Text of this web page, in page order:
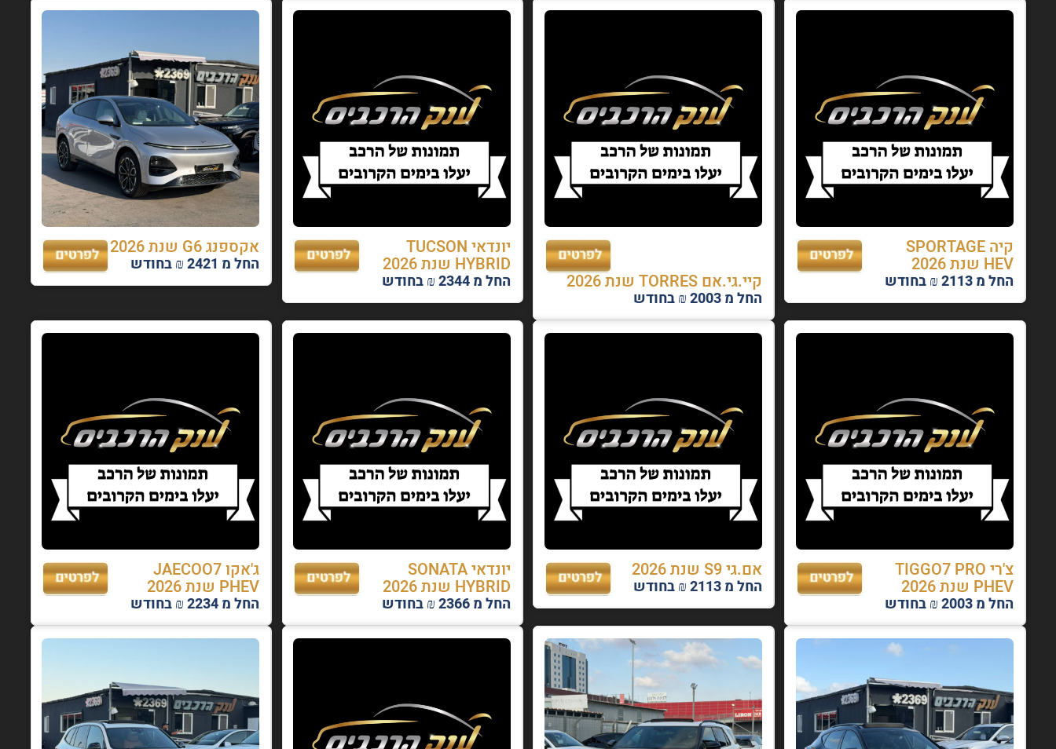
קיה SPORTAGE
HEV שנת 2026
החל מ 2113 ₪ בחודש קיי.גי.אם TORRES שנת 2026
החל מ 2003 ₪ בחודש
יונדאי TUCSON
HYBRID שנת 2026
החל מ 2344 ₪ בחודש
אקספנג G6 שנת 2026
החל מ 2421 ₪ בחודש
צ'רי TIGGO7 PRO
PHEV שנת 2026
החל מ 2003 ₪ בחודש
אם.גי S9 שנת 2026
החל מ 2113 ₪ בחודש
יונדאי SONATA
HYBRID שנת 2026
החל מ 2366 ₪ בחודש
ג'אקו JAECOO7
PHEV שנת 2026
החל מ 2234 ₪ בחודש